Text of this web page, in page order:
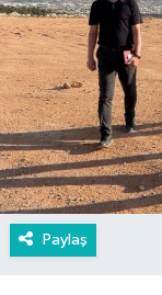
Paylaş